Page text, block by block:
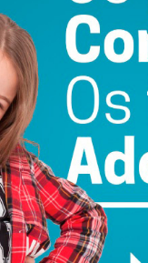
Joana Marchão,
Marques,